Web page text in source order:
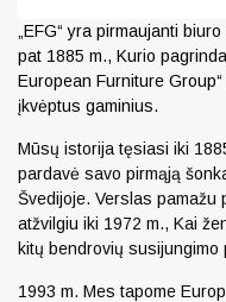
„EFG“ yra pirmaujanti
pat 1885 m., Kurio
European Furniture
įkvėptus gaminius.
Mūsų istorija tęsiasi iki
pardavė savo pirmąją
Švedijoje. Verslas pamažu
atžvilgiu iki 1972 m., Kai
kitų bendrovių
1993 m. Mes tapome